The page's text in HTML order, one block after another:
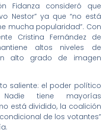
Fidanza consideró que
Nestor” ya que “no está
mucha popularidad”. Con
Cristina Fernández de
altos niveles de
alto grado de imagen
saliente: el poder político
tiene mayorías
está dividido, la coalición
de los votantes”